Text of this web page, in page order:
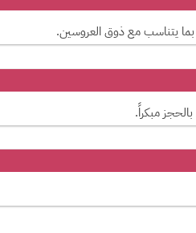
بما يتناسب مع ذوق العروسين.